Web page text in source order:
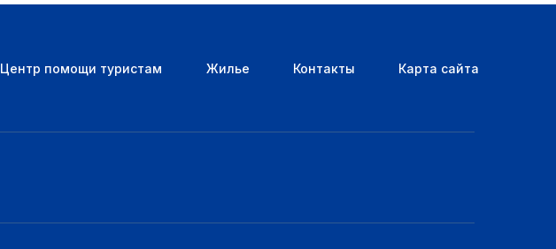
Центр помощи туристам Жилье Контакты Карта сайта